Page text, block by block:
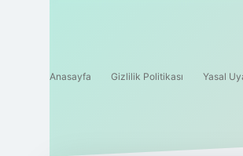
Anasayfa Gizlilik Politikası Yasal